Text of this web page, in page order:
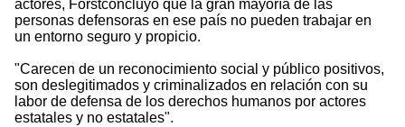
actores, Forstconcluyó que la gran mayoría de las
personas defensoras en ese país no pueden trabajar en
un entorno seguro y propicio.
"Carecen de un reconocimiento social y público positivos,
son deslegitimados y criminalizados en relación con su
labor de defensa de los derechos humanos por actores
estatales y no estatales".